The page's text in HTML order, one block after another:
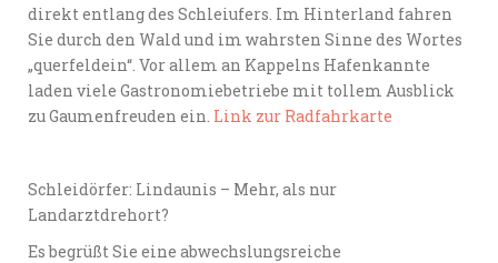
direkt entlang des Schleiufers. Im Hinterland fahren
Sie durch den Wald und im wahrsten Sinne des Wortes
„querfeldein“. Vor allem an Kappelns Hafenkannte
laden viele Gastronomiebetriebe mit tollem Ausblick
zu Gaumenfreuden ein. Link zur Radfahrkarte
Schleidörfer: Lindaunis – Mehr, als nur
Landarztdrehort?
Es begrüßt Sie eine abwechslungsreiche